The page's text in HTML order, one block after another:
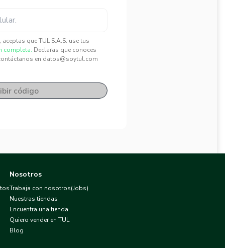
que TUL S.A.S. use tus
completa. Declaras que conoces
en datos@soytul.com
código
Nosotros
Trabaja con nosotros(Jobs)
Nuestras tiendas
Encuentra una tienda
Quiero vender en TUL
Blog